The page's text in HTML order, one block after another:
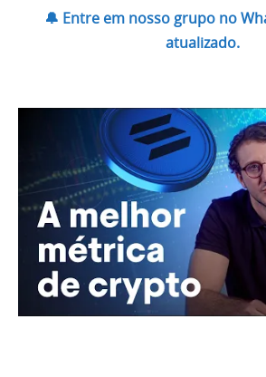
🔔 Entre em nosso grupo no
atualizado.